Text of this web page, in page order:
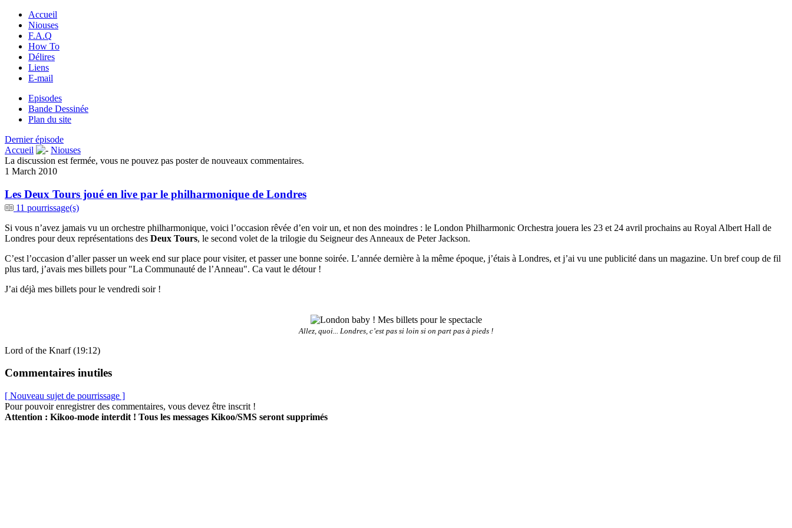
Accueil
Niouses
F.A.Q
How To
Délires
Liens
E-mail
Episodes
Bande Dessinée
Plan du site
Dernier épisode
Accueil
Niouses
La discussion est fermée, vous ne pouvez pas poster de nouveaux commentaires.
1 March 2010
Les Deux Tours joué en live par le philharmonique de Londres
11 pourrissage(s)
Si vous n’avez jamais vu un orchestre philharmonique, voici l’occasion rêvée d’en voir un, et non des moindres : le London Philharmonic Orchestra jouera les 23 et 24 avril prochains au Royal Albert Hall de
Londres pour deux représentations des Deux Tours, le second volet de la trilogie du Seigneur des Anneaux de Peter Jackson.
C’est l’occasion d’aller passer un week end sur place pour visiter, et passer une bonne soirée. L’année dernière à la même époque, j’étais à Londres, et j’ai vu une publicité dans un magazine. Un bref coup de fil
plus tard, j’avais mes billets pour "La Communauté de l’Anneau". Ca vaut le détour !
J’ai déjà mes billets pour le vendredi soir !
Allez, quoi... Londres, c’est pas si loin si on part pas à pieds !
Lord of the Knarf (19:12)
Commentaires inutiles
[ Nouveau sujet de pourrissage ]
Pour pouvoir enregistrer des commentaires, vous devez être inscrit !
Attention : Kikoo-mode interdit ! Tous les messages Kikoo/SMS seront supprimés